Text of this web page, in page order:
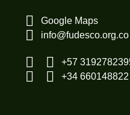
Google Maps
info@fudesco.org.co
+57
+34 660148822